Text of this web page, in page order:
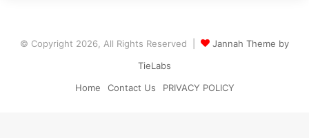
© Copyright 2026, All Rights Reserved |
Jannah Theme by
TieLabs
Home
Contact Us PRIVACY POLICY